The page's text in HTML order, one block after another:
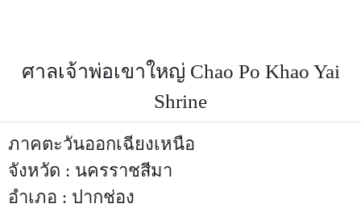
ศาลเจ้าพ่อเขาใหญ่ Chao Po Khao Yai
Shrine
ภาคตะวันออกเฉียงเหนือ
จังหวัด : นครราชสีมา
อำเภอ : ปากช่อง